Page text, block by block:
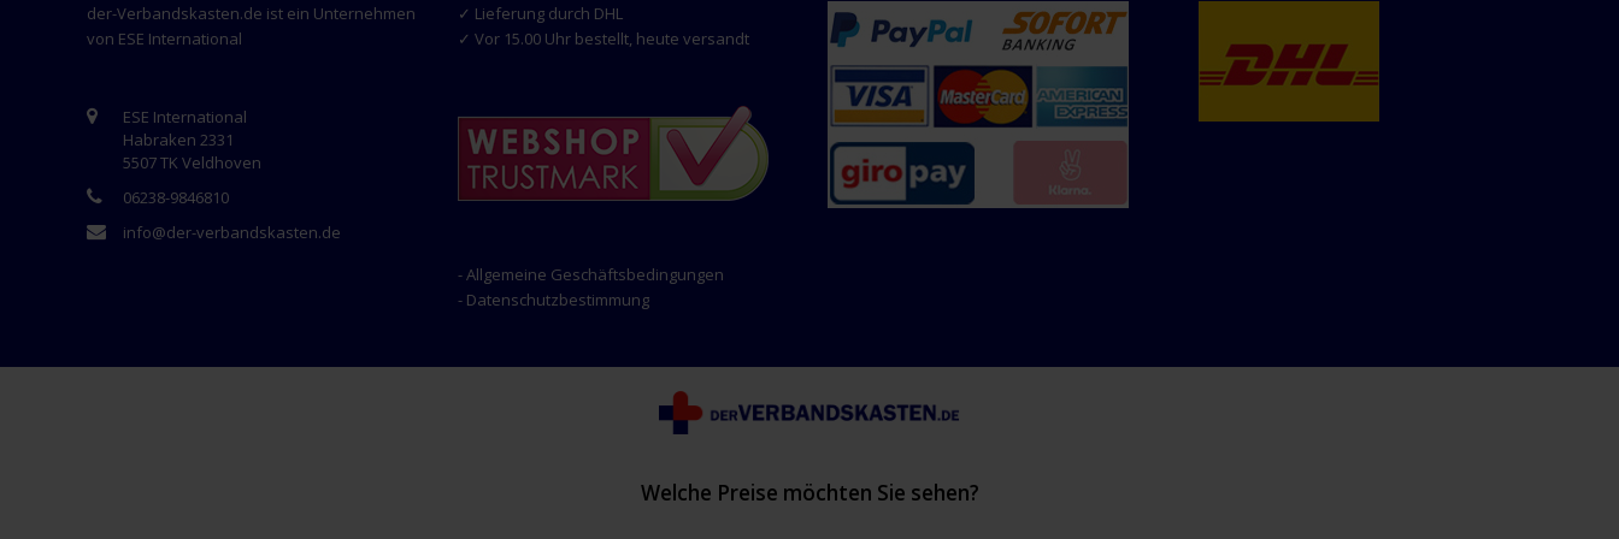
der-Verbandskasten.de ist ein Unternehmen
von ESE International
ESE International
Habraken 2331
5507 TK Veldhoven
06238-9846810
info@der-verbandskasten.de
✓ Lieferung durch DHL
✓ Vor 15.00 Uhr bestellt, heute versandt
- Allgemeine Geschäftsbedingungen
- Datenschutzbestimmung
Welche Preise möchten Sie sehen?